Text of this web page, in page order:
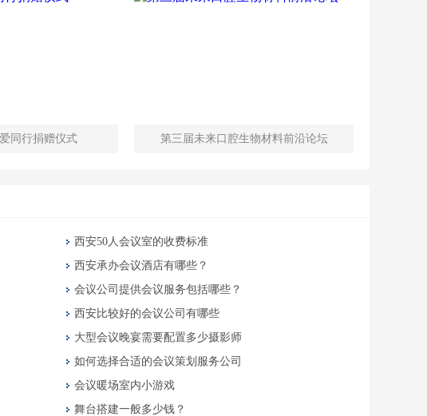
同行捐赠仪式 第三届未来口腔生物材料前沿论坛
西安50人会议室的收费标准
西安承办会议酒店有哪些？
会议公司提供会议服务包括哪些？
西安比较好的会议公司有哪些
大型会议晚宴需要配置多少摄影师
如何选择合适的会议策划服务公司
会议暖场室内小游戏
舞台搭建一般多少钱？